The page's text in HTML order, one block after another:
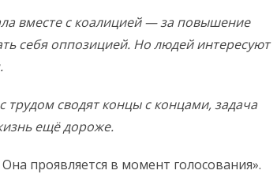
вместе с коалицией — за повышение
себя оппозицией. Но людей интересуют
трудом сводят концы с концами, задача
ещё дороже.
проявляется в момент голосования».